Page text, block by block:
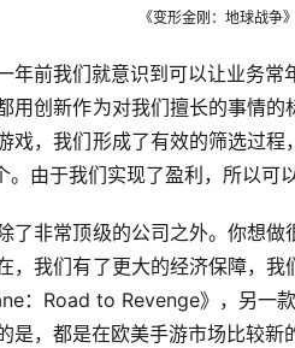
《变形金刚：地球战争》
年前我们就意识到可以让业务
用创新作为对我们擅长的事情
戏，我们形成了有效的筛选过
由于我们实现了盈利，所以可
了非常顶级的公司之外。你想
，我们有了更大的经济保障，
：Road to Revenge》，另一
是，都是在欧美手游市场比较